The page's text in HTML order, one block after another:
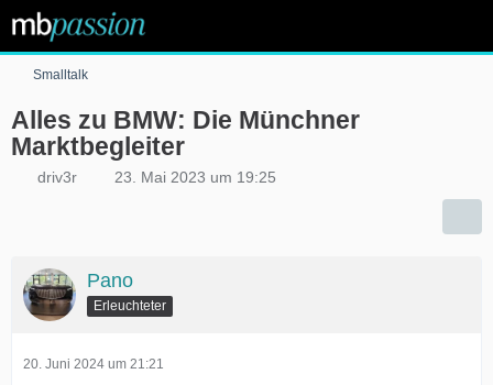
Smalltalk
Alles zu BMW: Die Münchner
Marktbegleiter
driv3r 23. Mai 2023 um 19:25
Pano
Erleuchteter
20. Juni 2024 um 21:21